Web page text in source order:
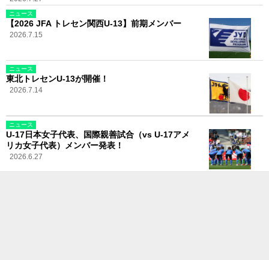
ニュース
【2026 JFA トレセン関西U-13】前期メンバー
2026.7.15
ニュース
東北トレセンU-13が開催！
2026.7.14
ニュース
U-17日本女子代表、国際親善試合（vs U-17アメ
リカ女子代表）メンバー発表！
2026.6.27